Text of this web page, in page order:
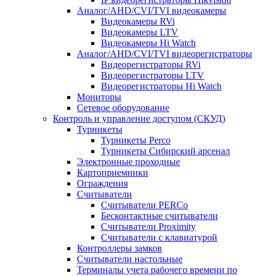
Аналог/AHD/CVI/TVI видеокамеры
Видеокамеры RVi
Видеокамеры LTV
Видеокамеры Hi Watch
Аналог/AHD/CVI/TVI видеорегистраторы
Видеорегистраторы RVi
Видеорегистраторы LTV
Видеорегистраторы Hi Watch
Мониторы
Сетевое оборудование
Контроль и управление доступом (СКУД)
Турникеты
Турникеты Perco
Турникеты Сибирский арсенал
Электронные проходные
Картоприемники
Ограждения
Считыватели
Считыватели PERCo
Бесконтактные считыватели
Считыватели Proximity
Считыватели с клавиатурой
Контроллеры замков
Считыватели настольные
Терминалы учета рабочего времени по